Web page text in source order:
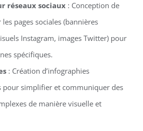
réseaux sociaux: Conception de
pages sociales (bannières
Instagram, images Twitter) pour
spécifiques.
: Création d’infographies
pour simplifier et communiquer des
de manière visuelle et